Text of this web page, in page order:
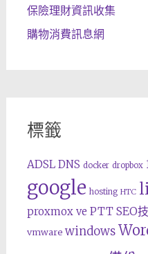
保險理財資訊收集
購物消費訊息網
標籤
ADSL DNS docker dropbox
google hosting HTC
proxmox ve PTT SEO
vmware windows